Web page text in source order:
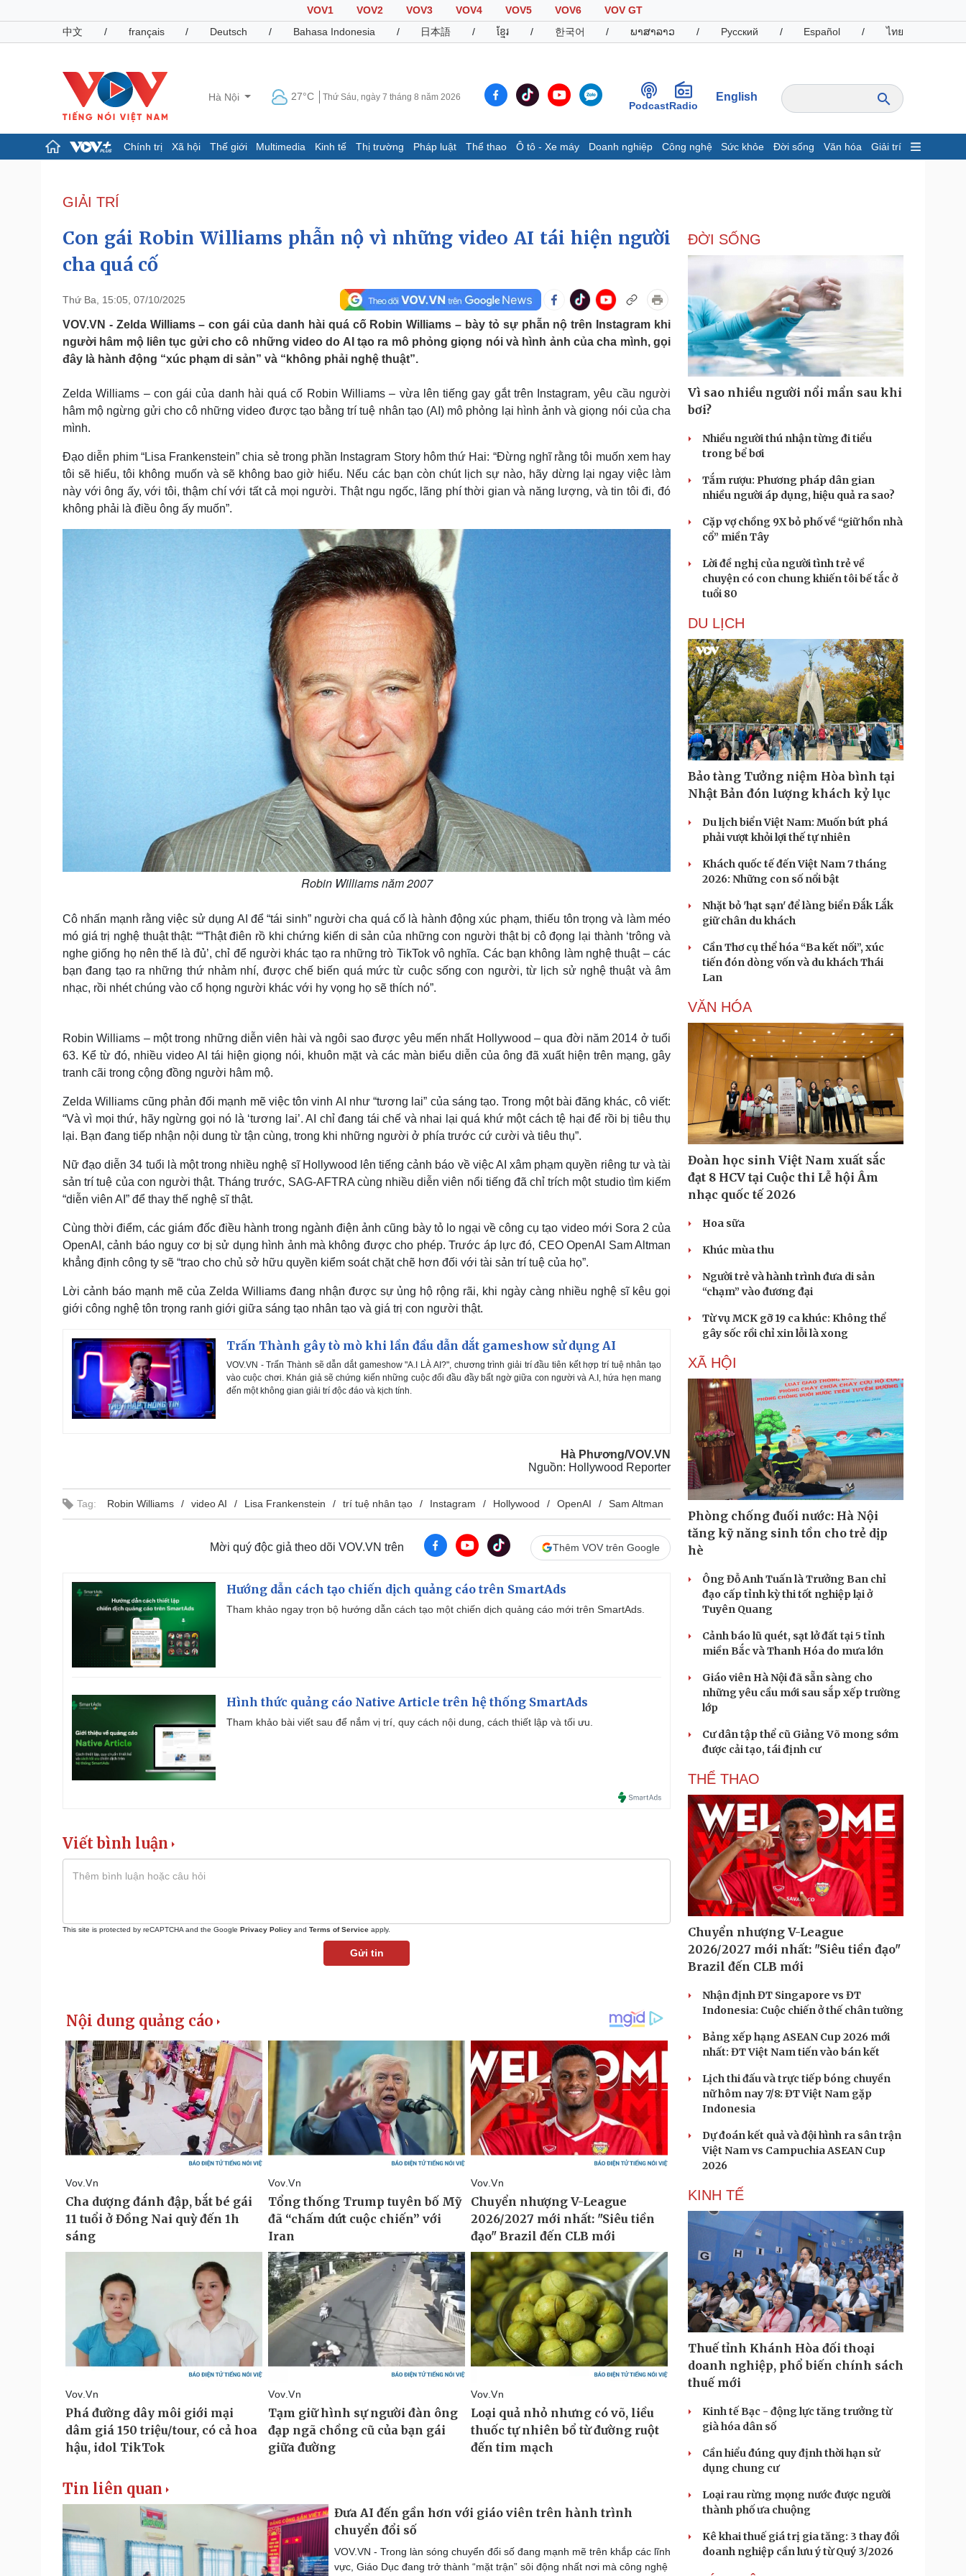
VOV1 VOV2 VOV3 VOV4 VOV5 VOV6
VOV GT
中文
/ français / Deutsch / Bahasa Indonesia / 日本語 / ខ្មែរ / 한국어 / ພາສາລາວ / Русский / Español / ไทย
Hà Nội 27°C Thứ Sáu, ngày 7 tháng 8 năm 2026
PodcastRadio
English
Chính trị Xã hội Thế giới Multimedia Kinh tế Thị trường Pháp luật Thể thao Ô tô - Xe máy Doanh nghiệp Công nghệ Sức khỏe Đời sống Văn hóa Giải trí
Đảng
Tổ chức nhân sự
Nhận diện sự thật
Dấu ấn VOV
Infographic
Pháp luật
Tin nóng
Tư vấn luật
Việt Nam
Phân tích
Thể thao
Lịch thi đấu bóng đá
Thế giới thể thao
eSports
Ô tô - Xe máy
Xe máy
Tư vấn
Doanh nghiệp
Thông tin doanh nghiệp
Doanh nghiệp 24h
Doanh nhân
Vì cộng đồng
Công nghệ
Sành điệu
Tin Công nghệ
Trải nghiệm
Chuyển đổi số
Sức khỏe
Dinh dưỡng - món ngon
Cây thuốc
Sản phụ khoa
Nhi khoa
Nam khoa
Làm đẹp - giảm cân
Phòng mạch online
Đời sống
Nhà đẹp
Tình yêu - Gia đình
Văn hóa
Sân khấu - Điện ảnh
Di sản
Giải trí
Nghệ sĩ
Sao Việt
Du lịch
Podcast
Đọc truyện đêm khuya
Hạt giống tâm hồn
GIẢI TRÍ
Con gái Robin Williams phẫn nộ vì những video AI tái hiện người
cha quá cố
Thứ Ba, 15:05, 07/10/2025
VOV.VN - Zelda Williams – con gái của danh hài quá cố Robin Williams – bày tỏ sự phẫn nộ trên Instagram khi
người hâm mộ liên tục gửi cho cô những video do AI tạo ra mô phỏng giọng nói và hình ảnh của cha mình, gọi
đây là hành động “xúc phạm di sản” và “không phải nghệ thuật”.
Zelda Williams – con gái của danh hài quá cố Robin Williams – vừa lên tiếng gay gắt trên Instagram, yêu cầu người
hâm mộ ngừng gửi cho cô những video được tạo bằng trí tuệ nhân tạo (AI) mô phỏng lại hình ảnh và giọng nói của cha
mình.
Đạo diễn phim “Lisa Frankenstein” chia sẻ trong phần Instagram Story hôm thứ Hai: “Đừng nghĩ rằng tôi muốn xem hay
tôi sẽ hiểu, tôi không muốn và sẽ không bao giờ hiểu. Nếu các bạn còn chút lịch sự nào, hãy dừng lại ngay việc làm
này với ông ấy, với tôi, thậm chí với tất cả mọi người. Thật ngu ngốc, lãng phí thời gian và năng lượng, và tin tôi đi, đó
không phải là điều ông ấy muốn”.
Robin Williams năm 2007
Cô nhấn mạnh rằng việc sử dụng AI để “tái sinh” người cha quá cố là hành động xúc phạm, thiếu tôn trọng và làm méo
mó giá trị nghệ thuật thật: ““Thật điên rồ khi chứng kiến di sản của những con người thật bị cô đọng lại thành ‘trông và
nghe giống họ nên thế là đủ’, chỉ để người khác tạo ra những trò TikTok vô nghĩa. Các bạn không làm nghệ thuật – các
bạn đang tạo ra những thứ nhảm nhí, được chế biến quá mức từ cuộc sống con người, từ lịch sử nghệ thuật và âm
nhạc, rồi nhét chúng vào cổ họng người khác với hy vọng họ sẽ thích nó”.
Robin Williams – một trong những diễn viên hài và ngôi sao được yêu mến nhất Hollywood – qua đời năm 2014 ở tuổi
63. Kể từ đó, nhiều video AI tái hiện giọng nói, khuôn mặt và các màn biểu diễn của ông đã xuất hiện trên mạng, gây
tranh cãi trong cộng đồng người hâm mộ.
Zelda Williams cũng phản đối mạnh mẽ việc tôn vinh AI như “tương lai” của sáng tạo. Trong một bài đăng khác, cô viết:
“Và vì mọi thứ, hãy ngừng gọi nó là ‘tương lai’. AI chỉ đang tái chế và nhai lại quá khứ một cách tệ hại để rồi bị tiêu thụ
lại. Bạn đang tiếp nhận nội dung từ tận cùng, trong khi những người ở phía trước cứ cười và tiêu thụ”.
Nữ đạo diễn 34 tuổi là một trong nhiều nghệ sĩ Hollywood lên tiếng cảnh báo về việc AI xâm phạm quyền riêng tư và tài
sản trí tuệ của con người thật. Tháng trước, SAG-AFTRA cùng nhiều diễn viên nổi tiếng đã chỉ trích một studio tìm kiếm
“diễn viên AI” để thay thế nghệ sĩ thật.
Cùng thời điểm, các giám đốc điều hành trong ngành điện ảnh cũng bày tỏ lo ngại về công cụ tạo video mới Sora 2 của
OpenAI, cảnh báo nguy cơ bị sử dụng hình ảnh mà không được cho phép. Trước áp lực đó, CEO OpenAI Sam Altman
khẳng định công ty sẽ “trao cho chủ sở hữu quyền kiểm soát chặt chẽ hơn đối với tài sản trí tuệ của họ”.
Lời cảnh báo mạnh mẽ của Zelda Williams đang nhận được sự ủng hộ rộng rãi, khi ngày càng nhiều nghệ sĩ kêu gọi
giới công nghệ tôn trọng ranh giới giữa sáng tạo nhân tạo và giá trị con người thật.
Trấn Thành gây tò mò khi lần đầu dẫn dắt gameshow sử dụng AI
VOV.VN - Trấn Thành sẽ dẫn dắt gameshow "A.I LÀ AI?", chương trình giải trí đầu tiên kết hợp trí tuệ nhân tạo
vào cuộc chơi. Khán giả sẽ chứng kiến những cuộc đối đầu đầy bất ngờ giữa con người và A.I, hứa hẹn mang
đến một không gian giải trí độc đáo và kịch tính.
Hà Phương/VOV.VN
Nguồn: Hollywood Reporter
Tag: Robin Williams video AI Lisa Frankenstein trí tuệ nhân tạo Instagram Hollywood OpenAI Sam Altman
Mời quý độc giả theo dõi VOV.VN trên Thêm VOV trên Google
Hướng dẫn cách tạo chiến dịch quảng cáo trên SmartAds
Tham khảo ngay trọn bộ hướng dẫn cách tạo một chiến dịch quảng cáo mới trên SmartAds.
Hình thức quảng cáo Native Article trên hệ thống SmartAds
Tham khảo bài viết sau để nắm vị trí, quy cách nội dung, cách thiết lập và tối ưu.
Viết bình luận
This site is protected by reCAPTCHA and the Google Privacy Policy and Terms of Service apply.
Gửi tin
Tin liên quan
Đưa AI đến gần hơn với giáo viên trên hành trình
chuyển đổi số
VOV.VN - Trong làn sóng chuyển đổi số đang mạnh mẽ trên khắp các lĩnh
vực, Giáo Dục đang trở thành “mặt trận” sôi động nhất nơi mà công nghệ
ĐỜI SỐNG
Vì sao nhiều người nổi mẩn sau khi
bơi?
Nhiều người thú nhận từng đi tiểu
trong bể bơi
Tắm rượu: Phương pháp dân gian
nhiều người áp dụng, hiệu quả ra sao?
Cặp vợ chồng 9X bỏ phố về “giữ hồn nhà
cổ” miền Tây
Lời đề nghị của người tình trẻ về
chuyện có con chung khiến tôi bế tắc ở
tuổi 80
DU LỊCH
Bảo tàng Tưởng niệm Hòa bình tại
Nhật Bản đón lượng khách kỷ lục
Du lịch biển Việt Nam: Muốn bứt phá
phải vượt khỏi lợi thế tự nhiên
Khách quốc tế đến Việt Nam 7 tháng
2026: Những con số nổi bật
Nhặt bỏ 'hạt sạn' để làng biển Đắk Lắk
giữ chân du khách
Cần Thơ cụ thể hóa “Ba kết nối”, xúc
tiến đón dòng vốn và du khách Thái
Lan
VĂN HÓA
Đoàn học sinh Việt Nam xuất sắc
đạt 8 HCV tại Cuộc thi Lễ hội Âm
nhạc quốc tế 2026
Hoa sữa
Khúc mùa thu
Người trẻ và hành trình đưa di sản
“chạm” vào đương đại
Từ vụ MCK gỡ 19 ca khúc: Không thể
gây sốc rồi chỉ xin lỗi là xong
XÃ HỘI
Phòng chống đuối nước: Hà Nội
tăng kỹ năng sinh tồn cho trẻ dịp
hè
Ông Đỗ Anh Tuấn là Trưởng Ban chỉ
đạo cấp tỉnh kỳ thi tốt nghiệp lại ở
Tuyên Quang
Cảnh báo lũ quét, sạt lở đất tại 5 tỉnh
miền Bắc và Thanh Hóa do mưa lớn
Giáo viên Hà Nội đã sẵn sàng cho
những yêu cầu mới sau sắp xếp trường
lớp
Cư dân tập thể cũ Giảng Võ mong sớm
được cải tạo, tái định cư
THỂ THAO
Chuyển nhượng V-League
2026/2027 mới nhất: "Siêu tiền đạo"
Brazil đến CLB mới
Nhận định ĐT Singapore vs ĐT
Indonesia: Cuộc chiến ở thế chân tường
Bảng xếp hạng ASEAN Cup 2026 mới
nhất: ĐT Việt Nam tiến vào bán kết
Lịch thi đấu và trực tiếp bóng chuyền
nữ hôm nay 7/8: ĐT Việt Nam gặp
Indonesia
Dự đoán kết quả và đội hình ra sân trận
Việt Nam vs Campuchia ASEAN Cup
2026
KINH TẾ
Thuế tỉnh Khánh Hòa đối thoại
doanh nghiệp, phổ biến chính sách
thuế mới
Kinh tế Bạc - động lực tăng trưởng từ
già hóa dân số
Cần hiểu đúng quy định thời hạn sử
dụng chung cư
Loại rau rừng mọng nước được người
thành phố ưa chuộng
Kê khai thuế giá trị gia tăng: 3 thay đổi
doanh nghiệp cần lưu ý từ Quý 3/2026